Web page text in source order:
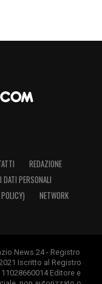
REDAZIONE
DATI PERSONALI
NETWORK
News 24 - Registro
Iscritto al Registro
Editore e